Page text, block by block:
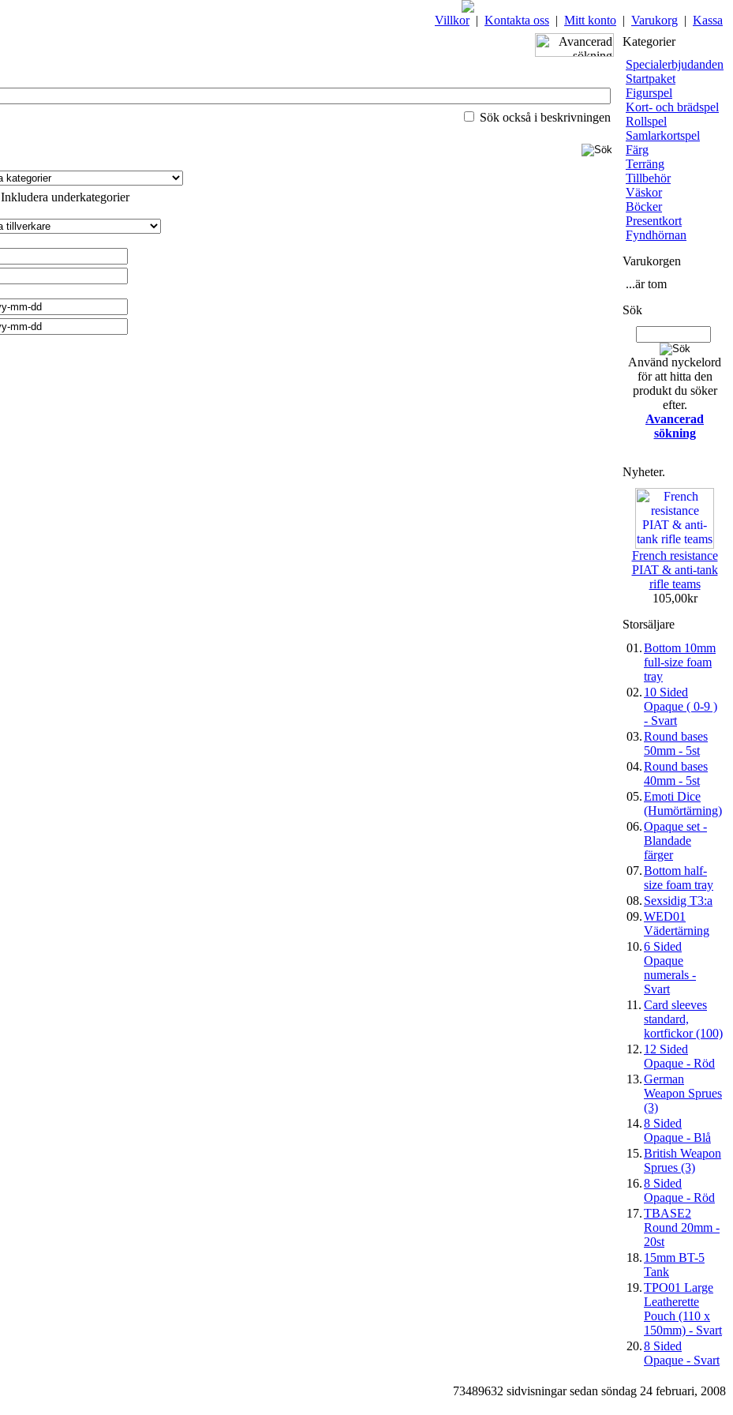
Villkor| Kontakta oss | Mitt konto | Varukorg | Kassa
Sök också i beskrivningen
Inkludera underkategorier
Kategorier
Specialerbjudanden
Startpaket
Figurspel
Kort- och brädspel
Rollspel
Samlarkortspel
Färg
Terräng
Tillbehör
Väskor
Böcker
Presentkort
Fyndhörnan
Varukorgen
...är tom
Sök
Använd nyckelord
för att hitta den
produkt du söker
efter.
Avancerad
sökning
Nyheter.
French resistance
PIAT & anti-tank
rifle teams
105,00kr
Storsäljare
01.Bottom 10mm
full-size foam
tray
02. 10 Sided
Opaque ( 0-9 )
- Svart
03.Round bases
50mm - 5st
04.Round bases
40mm - 5st
05.Emoti Dice
(Humörtärning)
06.Opaque set -
Blandade
färger
07.Bottom half-
size foam tray
08. Sexsidig T3:a
09.WED01
Vädertärning
10.6 Sided
Opaque
numerals -
Svart
11. Card sleeves
standard,
kortfickor (100)
12. 12 Sided
Opaque - Röd
13.German
Weapon Sprues
(3)
14.8 Sided
Opaque - Blå
15.British Weapon
Sprues (3)
16.8 Sided
Opaque - Röd
17.TBASE2
Round 20mm -
20st
18. 15mm BT-5
Tank
19.TPO01 Large
Leatherette
Pouch (110 x
150mm) - Svart
20.8 Sided
Opaque - Svart
73489632 sidvisningar sedan söndag 24 februari, 2008